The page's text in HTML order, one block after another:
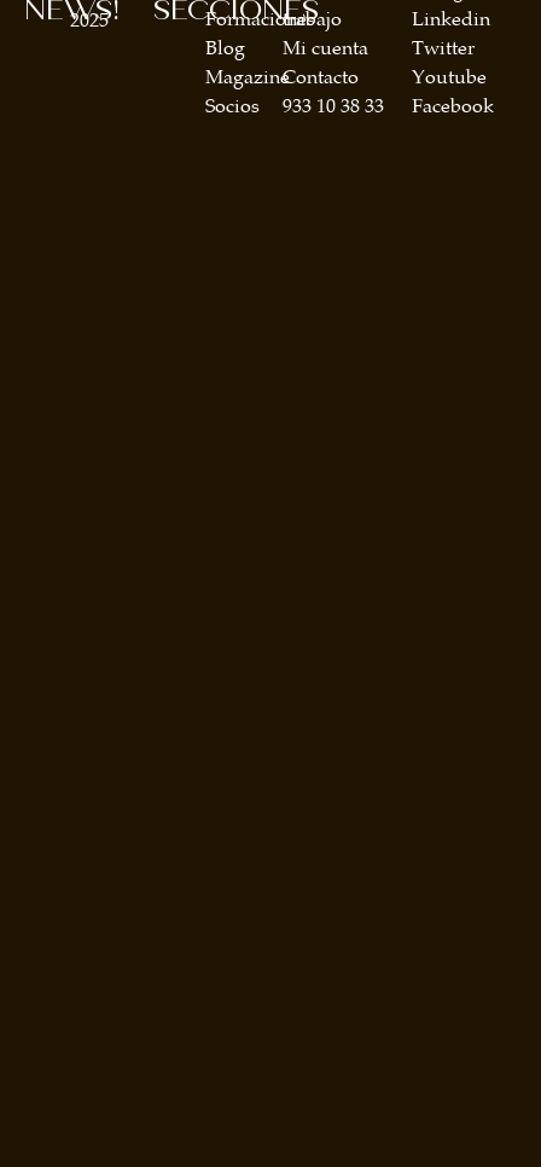
SECCIONES
Formaciones
Blog
Magazine
Socios
trabajo
Mi cuenta
Contacto
933 10 38 33
NEWS!
2025
Linkedin
Twitter
Youtube
Facebook